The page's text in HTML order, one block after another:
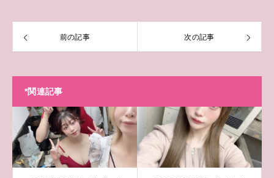
前の記事 次の記事
*関連記事